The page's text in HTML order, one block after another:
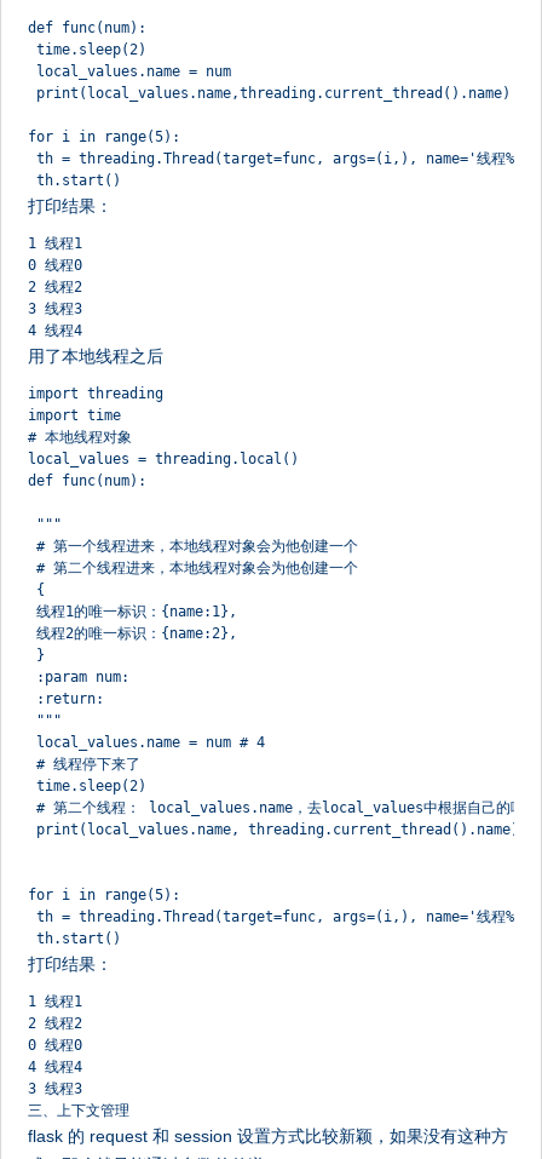
def func(num):
time.sleep(2)
local_values.name = num
print(local_values.name,threading.current_thread().name)
for i in range(5):
th = threading.Thread(target=func, args=(i,), name='线程%s'
th.start()
打印结果：
1 线程1
0 线程0
2 线程2
3 线程3
4 线程4
用了本地线程之后
import threading
import time
# 本地线程对象
local_values = threading.local()
def func(num):
"""
# 第一个线程进来，本地线程对象会为他创建一个
# 第二个线程进来，本地线程对象会为他创建一个
{
线程1的唯一标识：{name:1},
线程2的唯一标识：{name:2},
}
:param num:
:return:
"""
local_values.name = num # 4
# 线程停下来了
time.sleep(2)
# 第二个线程： local_values.name，去local_values中根据自己的唯一
print(local_values.name, threading.current_thread().name)
for i in range(5):
th = threading.Thread(target=func, args=(i,), name='线程%s'
th.start()
打印结果：
1 线程1
2 线程2
0 线程0
4 线程4
3 线程3
三、上下文管理
flask 的 request 和 session 设置方式比较新颖，如果没有这种方